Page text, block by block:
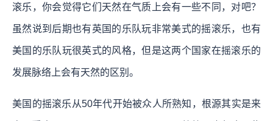
滚乐，你会觉得它们天然在气质上会有一些不同，对吧？
虽然说到后期也有英国的乐队玩非常美式的摇滚乐，也有
美国的乐队玩很英式的风格，但是这两个国家在摇滚乐的
发展脉络上会有天然的区别。
美国的摇滚乐从50年代开始被众人所熟知，根源其实是来